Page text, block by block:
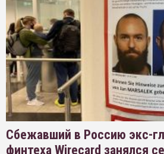
Сбежавший в Россию экс-
финтеха Wirecard занялся